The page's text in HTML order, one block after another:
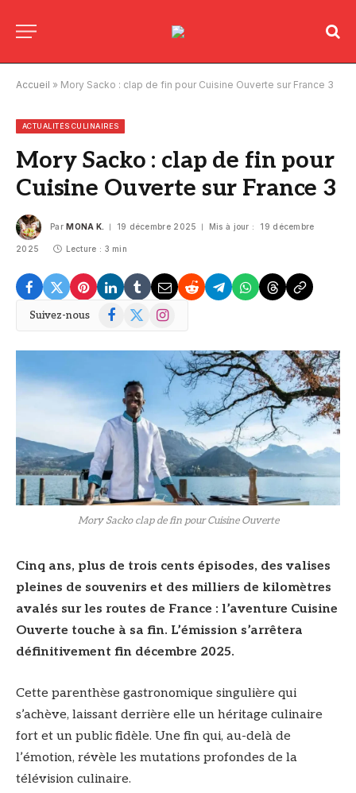
Accueil » Mory Sacko : clap de fin pour Cuisine Ouverte sur France 3
ACTUALITÉS CULINAIRES
Mory Sacko : clap de fin pour
Cuisine Ouverte sur France 3
Par MONA K. 19 décembre 2025 Mis à jour : 19 décembre
2025 Lecture : 3 min
Suivez-nous Facebook
X
Instagram
Mory Sacko clap de fin pour Cuisine Ouverte
Cinq ans, plus de trois cents épisodes, des valises
pleines de souvenirs et des milliers de kilomètres
avalés sur les routes de France : l’aventure Cuisine
Ouverte touche à sa fin. L’émission s’arrêtera
définitivement fin décembre 2025.
Cette parenthèse gastronomique singulière qui
s’achève, laissant derrière elle un héritage culinaire
fort et un public fidèle. Une fin qui, au-delà de
l’émotion, révèle les mutations profondes de la
télévision culinaire.